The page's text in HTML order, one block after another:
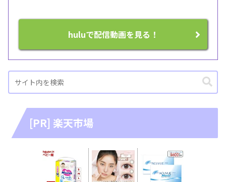
huluで配信動画を見る！
[PR] 楽天市場